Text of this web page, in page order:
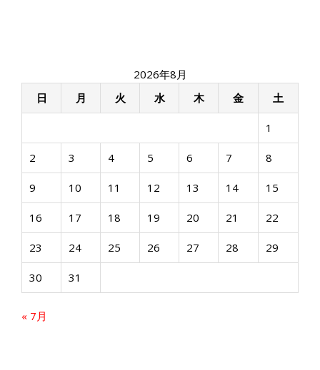
シ
ン
2026年8月
日
月 火 水 木 金 土
1
2 3 4 5 6 7 8
9 10 11 12 13 14 15
16 17 18 19 20 21 22
23 24 25 26 27 28 29
30 31
« 7月